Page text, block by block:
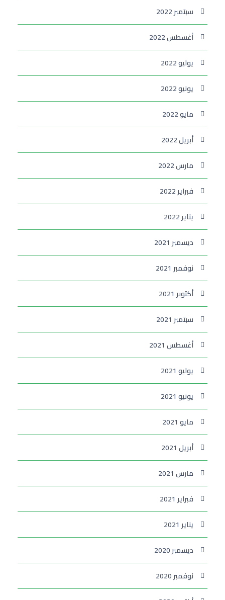
سبتمبر 2022
أغسطس 2022
يوليو 2022
يونيو 2022
مايو 2022
أبريل 2022
مارس 2022
فبراير 2022
يناير 2022
ديسمبر 2021
نوفمبر 2021
أكتوبر 2021
سبتمبر 2021
أغسطس 2021
يوليو 2021
يونيو 2021
مايو 2021
أبريل 2021
مارس 2021
فبراير 2021
يناير 2021
ديسمبر 2020
نوفمبر 2020